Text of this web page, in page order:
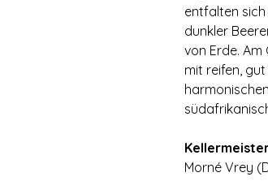
entfalten sich
dunkler
von Erde.
mit reifen,
Morné Vrey